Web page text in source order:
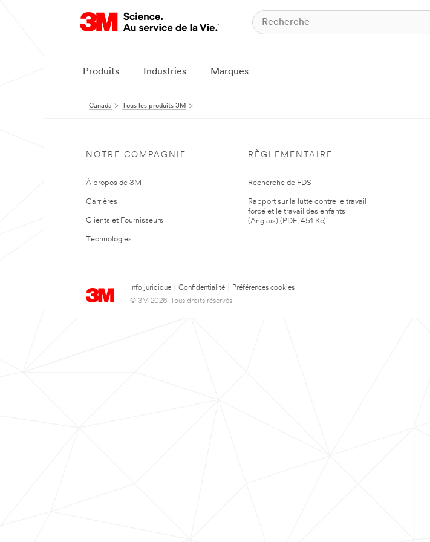
Produits Industries Marques
Canada Tous les produits 3M
NOTRE COMPAGNIE
À propos de 3M
Carrières
Clients et Fournisseurs
Technologies
RÈGLEMENTAIRE
Recherche de FDS
Rapport sur la lutte contre le travail
forcé et le travail des enfants
(Anglais) (PDF, 451 Ko)
Info juridique Confidentialité
Préférences cookies
© 3M 2026. Tous droits réservés.